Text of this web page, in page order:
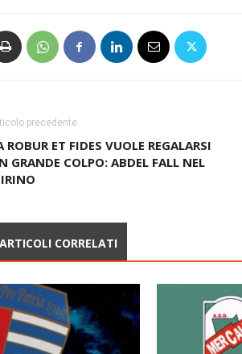
precedente
ROBUR ET FIDES VUOLE REGALARSI
GRANDE COLPO: ABDEL FALL NEL
ARTICOLI CORRELATI